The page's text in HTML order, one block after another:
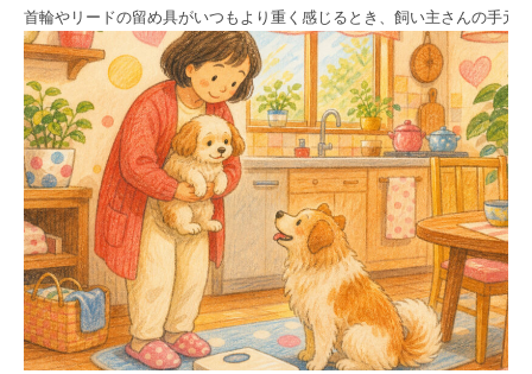
首輪やリードの留め具がいつもより重く感じるとき、飼い主さんの手